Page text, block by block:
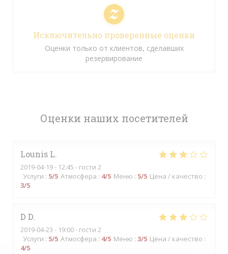
Оценки наших посетителей
Lounis L
2019-04-19- 12:45 - гости 2
Услуги : 5/5 Атмосфера : 4/5 Меню : 5/5 Цена / качество :
3/5
D D
2019-04-23 - 19:00 - гости 2
Услуги : 5/5 Атмосфера : 4/5 Меню : 3/5 Цена / качество :
4/5
Исключительно проверенные оценки
Оценки только от клиентов, сделавших
резервирование